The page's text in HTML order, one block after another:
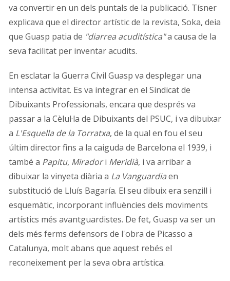
va convertir en un dels puntals de la publicació. Tísner
explicava que el director artístic de la revista, Soka, deia
que Guasp patia de "diarrea acuditística"a causa de la
seva facilitat per inventar acudits.
En esclatar la Guerra Civil Guasp va desplegar una
intensa activitat. Es va integrar en el Sindicat de
Dibuixants Professionals, encara que després va
passar a la Cèlul·la de Dibuixants del PSUC, i va dibuixar
a L'Esquella de la Torratxa, de la qual en fou el seu
últim director fins a la caiguda de Barcelona el 1939, i
també a Papitu, Miradori Meridià, i va arribar a
dibuixar la vinyeta diària a La Vanguardiaen
substitució de Lluís Bagaría. El seu dibuix era senzill i
esquemàtic, incorporant influències dels moviments
artístics més avantguardistes. De fet, Guasp va ser un
dels més ferms defensors de l'obra de Picasso a
Catalunya, molt abans que aquest rebés el
reconeixement per la seva obra artística.